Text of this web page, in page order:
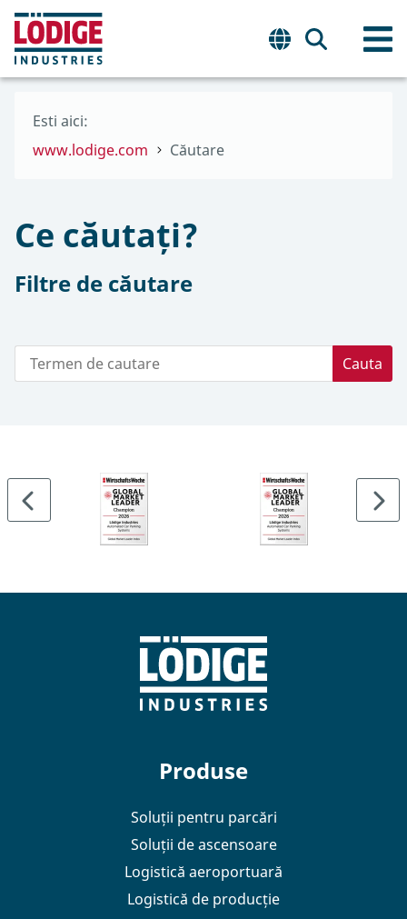
Esti aici:
www.lodige.com
Căutare
Ce căutați?
Filtre de căutare
Cauta
Produse
Soluții pentru parcări
Soluții de ascensoare
Logistică aeroportuară
Logistică de producție